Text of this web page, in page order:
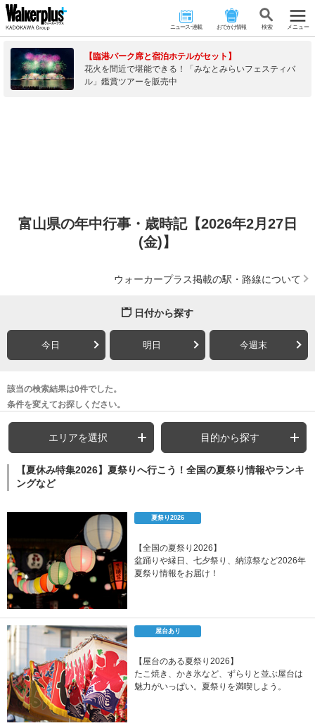
ニュース･連載 おでかけ情報 検 索 メニュー
【臨港パーク席と宿泊ホテルがセット】
花火を間近で堪能できる！「みなとみらいフェスティバ
ル」鑑賞ツアーを販売中
富山県の年中行事・歳時記【2026年2月27日
(金)】
ウォーカープラス掲載の駅・路線について
日付から探す
今日 明日 今週末
該当の検索結果は0件でした。
条件を変えてお探しください。
エリアを選択 目的から探す
【夏休み特集2026】夏祭りへ行こう！全国の夏祭り情報やランキ
ングなど
夏祭り2026
【全国の夏祭り2026】
盆踊りや縁日、七夕祭り、納涼祭など2026年
夏祭り情報をお届け！
屋台あり
【屋台のある夏祭り2026】
たこ焼き、かき氷など、ずらりと並ぶ屋台は
魅力がいっぱい。夏祭りを満喫しよう。